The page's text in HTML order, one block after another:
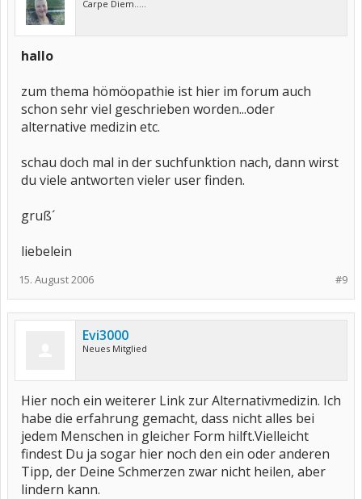
Carpe Diem.....
hallo
zum thema hömöopathie ist hier im forum auch
schon sehr viel geschrieben worden...oder
alternative medizin etc.
schau doch mal in der suchfunktion nach, dann wirst
du viele antworten vieler user finden.
gruß´
liebelein
#9
15. August 2006
Evi3000
Neues Mitglied
Hier noch ein weiterer Link zur Alternativmedizin. Ich
habe die erfahrung gemacht, dass nicht alles bei
jedem Menschen in gleicher Form hilft.Vielleicht
findest Du ja sogar hier noch den ein oder anderen
Tipp, der Deine Schmerzen zwar nicht heilen, aber
lindern kann.